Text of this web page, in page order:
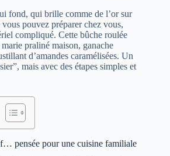
fond, qui brille comme de l’or sur
pouvez préparer chez vous,
compliqué. Cette bûche roulée
praliné maison, ganache
d’amandes caramélisées. Un
mais avec des étapes simples et
pensée pour une cuisine familiale